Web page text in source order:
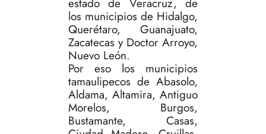
estado de Veracruz, de
los municipios de Hidalgo,
Querétaro, Guanajuato,
Zacatecas y Doctor Arroyo,
Nuevo León.
Por eso los municipios
tamaulipecos de Abasolo,
Aldama, Altamira, Antiguo
Morelos, Burgos,
Bustamante, Casas,